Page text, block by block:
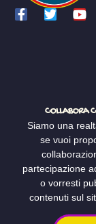
COLLABORA
Siamo una
se vuoi
partecipazione
o vorresti
contenuti sul